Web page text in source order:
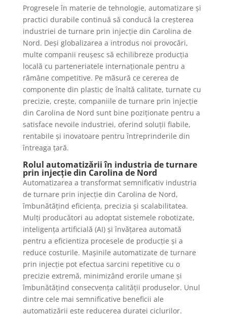
Progresele în materie de tehnologie, automatizare și
practici durabile continuă să conducă la creșterea
industriei de turnare prin injecție din Carolina de
Nord. Deși globalizarea a introdus noi provocări,
multe companii reușesc să echilibreze producția
locală cu parteneriatele internaționale pentru a
rămâne competitive. Pe măsură ce cererea de
componente din plastic de înaltă calitate, turnate cu
precizie, crește, companiile de turnare prin injecție
din Carolina de Nord sunt bine poziționate pentru a
satisface nevoile industriei, oferind soluții fiabile,
rentabile și inovatoare pentru întreprinderile din
întreaga țară.
Rolul automatizării în industria de turnare
prin injecție din Carolina de Nord
Automatizarea a transformat semnificativ industria
de turnare prin injecție din Carolina de Nord,
îmbunătățind eficiența, precizia și scalabilitatea.
Mulți producători au adoptat sistemele robotizate,
inteligența artificială (AI) și învățarea automată
pentru a eficientiza procesele de producție și a
reduce costurile. Mașinile automatizate de turnare
prin injecție pot efectua sarcini repetitive cu o
precizie extremă, minimizând erorile umane și
îmbunătățind consecvența calității produselor. Unul
dintre cele mai semnificative beneficii ale
automatizării este reducerea duratei ciclurilor.